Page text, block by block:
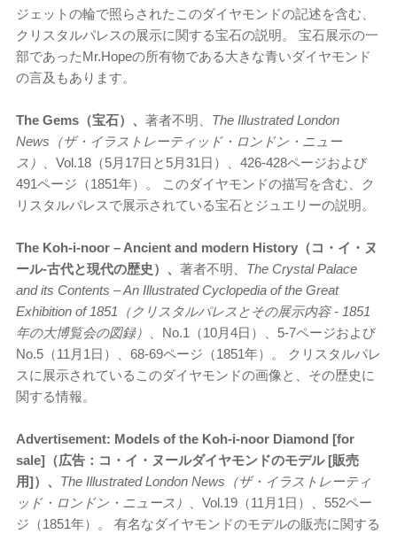
ジェットの輪で照らされたこのダイヤモンドの記述を含む、
クリスタルパレスの展示に関する宝石の説明。 宝石展示の一
部であったMr.Hopeの所有物である大きな青いダイヤモンド
の言及もあります。
The Gems（宝石）、 著者不明、 The Illustrated London
News（ザ・イラストレーティッド・ロンドン・ニュー
ス）
、Vol.18（5月17日と5月31日）、426-428ページおよび
491ページ（1851年）。 このダイヤモンドの描写を含む、ク
リスタルパレスで展示されている宝石とジュエリーの説明。
The Koh-i-noor – Ancient and modern History（コ・イ・ヌ
ール-古代と現代の歴史）、 著者不明、 The Crystal Palace
and its Contents – An Illustrated Cyclopedia of the Great
Exhibition of 1851（クリスタルパレスとその展示内容 - 1851
年の大博覧会の図録）
、No.1（10月4日）、5-7ページおよび
No.5（11月1日）、68-69ページ（1851年）。 クリスタルパレ
スに展示されているこのダイヤモンドの画像と、その歴史に
関する情報。
Advertisement: Models of the Koh-i-noor Diamond [for
sale]（広告：コ・イ・ヌールダイヤモンドのモデル [販売
用]）、 The Illustrated London News（ザ・イラストレーティ
ッド・ロンドン・ニュース）
、Vol.19（11月1日）、552ペー
ジ（1851年）。 有名なダイヤモンドのモデルの販売に関する